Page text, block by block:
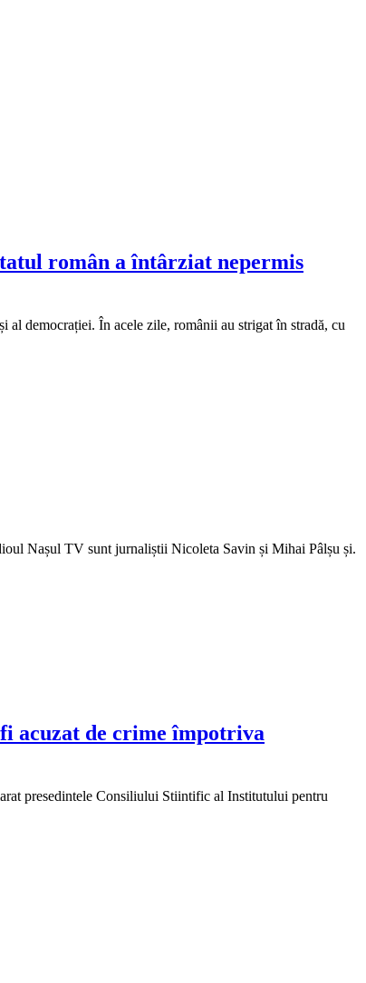
român a întârziat nepermis
al democrației. În acele zile, românii au strigat în stradă, cu
Nașul TV sunt jurnaliștii Nicoleta Savin și Mihai Pâlșu și.
acuzat de crime împotriva
presedintele Consiliului Stiintific al Institutului pentru